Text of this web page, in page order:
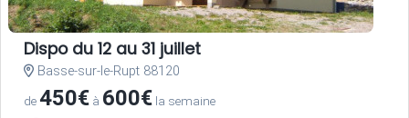
Dispo du 12 au 31 juillet
Basse-sur-le-Rupt 88120
de450€ à 600€ la semaine